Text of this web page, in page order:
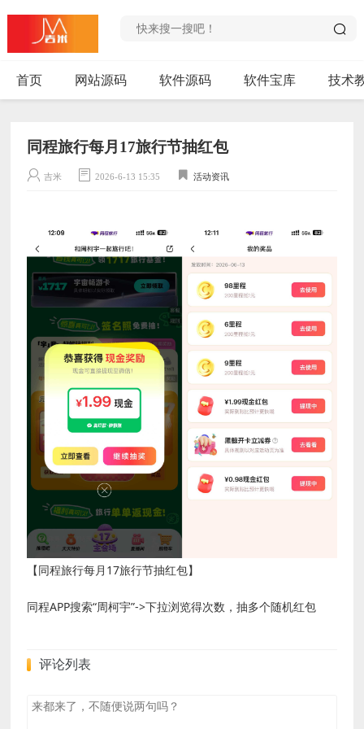
首页 网站源码 软件源码 软件宝库 技术
同程旅行每月17旅行节抽红包
吉米 2026-6-13 15:35 活动资讯
【同程旅行每月17旅行节抽红包】
同程APP搜索“周柯宇”->下拉浏览得次数，抽多个随机红包
评论列表